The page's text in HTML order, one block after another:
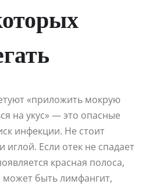
«приложить мокрую
на укус» — это опасные
инфекции. Не стоит
иглой. Если отек не спадает
красная полоса,
быть лимфангит,